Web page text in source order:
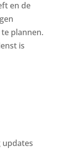
en de
plannen.
is
updates